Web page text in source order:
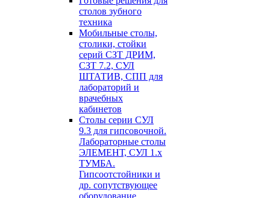
столов зубного
техника
Мобильные столы,
столики, стойки
серий СЗТ ДРИМ,
СЗТ 7.2, СУЛ
ШТАТИВ, СПП для
лабораторий и
врачебных
кабинетов
Столы серии СУЛ
9.3 для гипсовочной.
Лабораторные столы
ЭЛЕМЕНТ, СУЛ 1.х
ТУМБА.
Гипсоотстойники и
др. сопутствующее
оборудование